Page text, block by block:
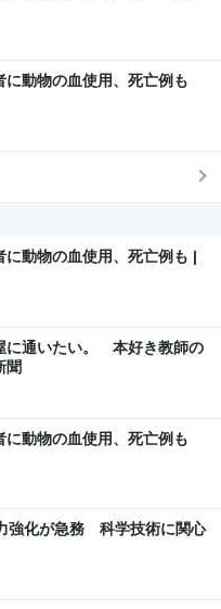
動物の血使用、死亡例も
動物の血使用、死亡例も |
に通いたい。 本好き教師の
聞
動物の血使用、死亡例も
強化が急務 科学技術に関心